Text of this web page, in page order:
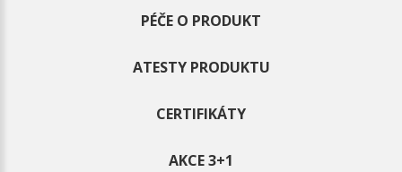
PÉČE O PRODUKT
ATESTY PRODUKTU
CERTIFIKÁTY
AKCE 3+1